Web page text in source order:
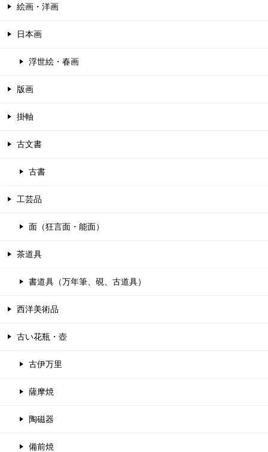
絵画・洋画
日本画
浮世絵・春画
版画
掛軸
古文書
古書
工芸品
面（狂言面・能面）
茶道具
書道具（万年筆、硯、古道具）
西洋美術品
古い花瓶・壺
古伊万里
薩摩焼
陶磁器
備前焼